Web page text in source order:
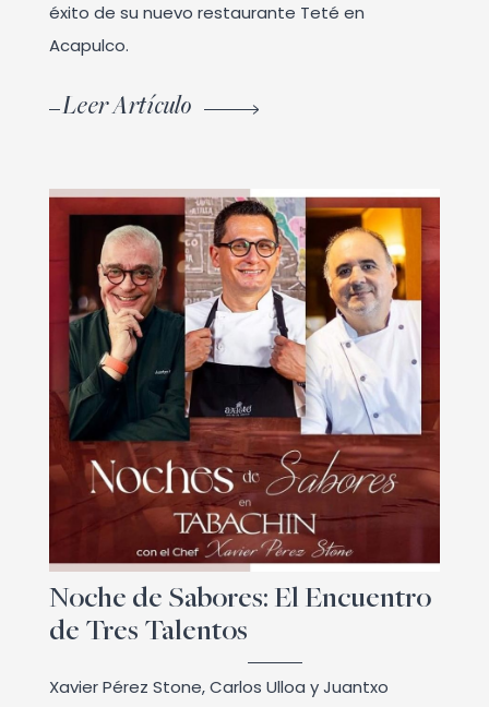
éxito de su nuevo restaurante Teté en
Acapulco.
Leer Artículo
Noche de Sabores: El Encuentro
de Tres Talentos
Xavier Pérez Stone, Carlos Ulloa y Juantxo